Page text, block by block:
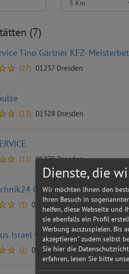
(7)
Tino Gärtner KFZ-
(27) 01237 Dresden
(13) 01328 Dresden
(11) 01279 Dresden
GmbH
(1) 01277 Dresden
Israel GmbH & Co. KG
(1) 01257 Dresden
Dienste, die
Wir möchten Ihnen den
Ihren Besuch in
helfen, diese Webseite und
sie ebenfalls ein Profil
Werbung auszuspielen. Bis
akzeptieren" zudem selbst
Sie hier die
erfahren, lesen Sie bitte